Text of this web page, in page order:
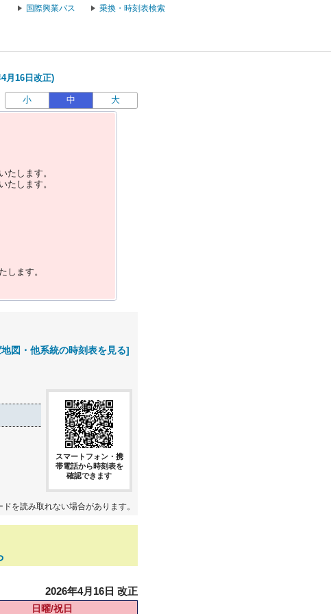
国際興業バス 乗換・時刻表検索
月16日改正)
小 中 大
たします。
たします。
します。
図・他系統の時刻表を見る]
スマートフォン・携
帯電話から時刻表を
確認できます
を読み取れない場合があります。
2026年4月16日 改正
日曜/祝日